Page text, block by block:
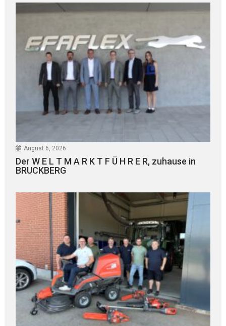
August 6, 2026
Der W E L T M A R K T F Ü H R E R, zuhause in
BRUCKBERG